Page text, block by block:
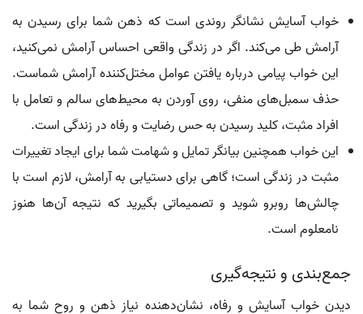
خواب آسایش نشانگر روندی است که ذهن شما برای رسیدن به
آرامش طی می‌کند. اگر در زندگی واقعی احساس آرامش نمی‌کنید،
این خواب پیامی درباره یافتن عوامل مختل‌کننده آرامش شماست.
حذف سمبل‌های منفی، روی آوردن به محیط‌های سالم و تعامل با
افراد مثبت، کلید رسیدن به حس رضایت و رفاه در زندگی است.
این خواب همچنین بیانگر تمایل و شهامت شما برای ایجاد تغییرات
مثبت در زندگی است؛ گاهی برای دستیابی به آرامش، لازم است با
چالش‌ها روبرو شوید و تصمیماتی بگیرید که نتیجه آن‌ها هنوز
نامعلوم است.
جمع‌بندی و نتیجه‌گیری
دیدن خواب آسایش و رفاه، نشان‌دهنده نیاز ذهن و روح شما به